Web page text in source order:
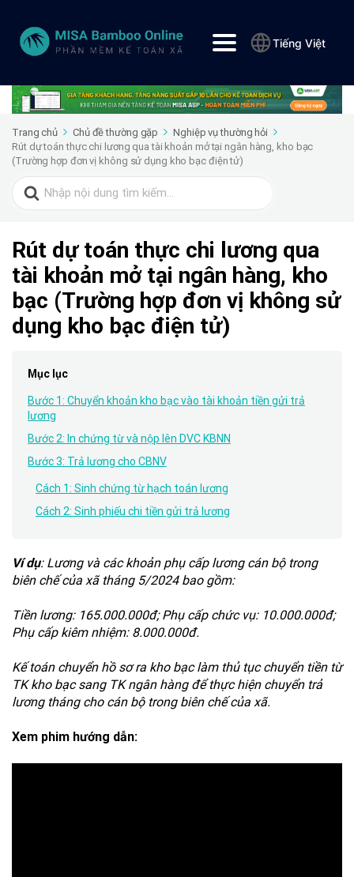
Tiếng Việt
Trang chủ Chủ đề thường gặp
Nghiệp vụ thường hỏi
Rút dự toán thực chi lương qua tài khoản mở tại ngân hàng, kho bạc
(Trường hợp đơn vị không sử dụng kho bạc điện tử)
Search
for:
Rút dự toán thực chi lương qua
tài khoản mở tại ngân hàng, kho
bạc (Trường hợp đơn vị không sử
dụng kho bạc điện tử)
Mục lục
Bước 1: Chuyển khoản kho bạc vào tài khoản tiền gửi trả
lương
Bước 2: In chứng từ và nộp lên DVC KBNN
Bước 3: Trả lương cho CBNV
Cách 1: Sinh chứng từ hạch toán lương
Cách 2: Sinh phiếu chi tiền gửi trả lương
Ví dụ: Lương và các khoản phụ cấp lương cán bộ trong
biên chế của xã tháng 5/2024 bao gồm:
Tiền lương: 165.000.000đ; Phụ cấp chức vụ: 10.000.000đ;
Phụ cấp kiêm nhiệm: 8.000.000đ.
Kế toán chuyển hồ sơ ra kho bạc làm thủ tục chuyển tiền từ
TK kho bạc sang TK ngân hàng để thực hiện chuyển trả
lương tháng cho cán bộ trong biên chế của xã.
Xem phim hướng dẫn: